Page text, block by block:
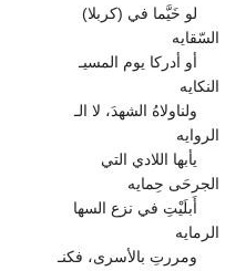
لو خَيَّما في (كربلا)
السّقايه
أو أدركا يوم المسيـ
النكايه
ولناولاهُ الشهدَ، لا الـ
الروايه
يأبها اللادي التي
الجرحَى حِمايه
أَبلَيْتِ في نزع السها
الرمايه
ومررتِ بالأسرى، فكنـ